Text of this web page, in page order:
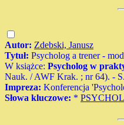
Autor: Zdebski, Janusz
Tytuł: Psycholog a trener -
W książce: Psycholog w
Nauk. / AWF Krak. ; nr 64). -
Impreza: Konferencja
Słowa kluczowe: *